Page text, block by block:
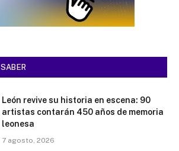
SABER
León revive su historia en escena: 90
artistas contarán 450 años de memoria
leonesa
7 agosto, 2026